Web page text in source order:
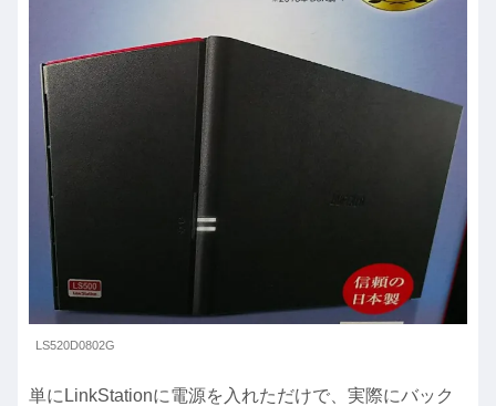
LS520D0802G
単にLinkStationに電源を入れただけで、実際にバック